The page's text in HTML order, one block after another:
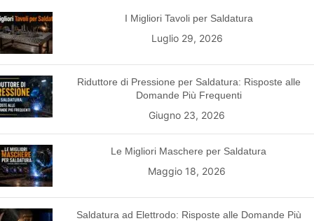
I Migliori Tavoli per Saldatura
Luglio 29, 2026
Riduttore di Pressione per Saldatura: Risposte alle
Domande Più Frequenti
Giugno 23, 2026
Le Migliori Maschere per Saldatura
Maggio 18, 2026
Saldatura ad Elettrodo: Risposte alle Domande Più